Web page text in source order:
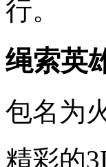
行。
绳索英
包名为
精彩的